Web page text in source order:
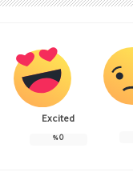
Excited
0
%